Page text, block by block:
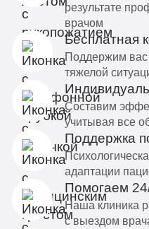
результате
врачом
Бесплатная
Поддержим вас
тяжелой
Составим
учитывая все
Поддержка
адаптации
Помогаем
Наша клиника
с выездом